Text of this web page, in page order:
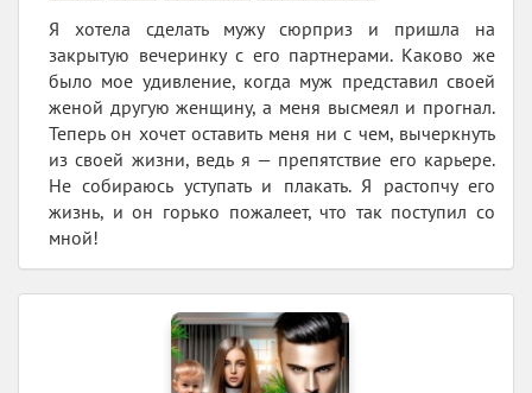
Я хотела сделать мужу сюрприз и пришла на
закрытую вечеринку с его партнерами. Каково же
было мое удивление, когда муж представил своей
женой другую женщину, а меня высмеял и прогнал.
Теперь он хочет оставить меня ни с чем, вычеркнуть
из своей жизни, ведь я — препятствие его карьере.
Не собираюсь уступать и плакать. Я растопчу его
жизнь, и он горько пожалеет, что так поступил со
мной!